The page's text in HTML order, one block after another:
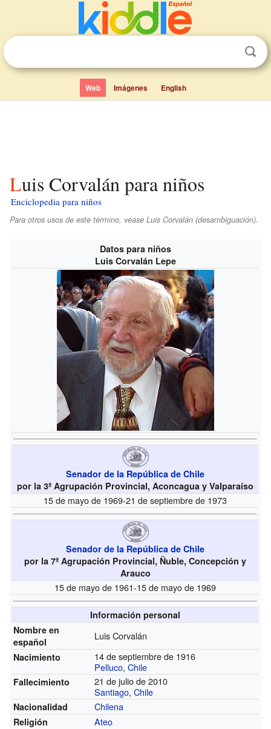
Web Imágenes English
Luis Corvalán para niños
Enciclopedia para niños
Para otros usos de este término, véase Luis Corvalán (desambiguación).
Datos para niños
Luis Corvalán Lepe
Senador de la República de Chile
por la 3ª Agrupación Provincial, Aconcagua y Valparaíso
15 de mayo de 1969-21 de septiembre de 1973
Senador de la República de Chile
por la 7ª Agrupación Provincial, Ñuble, Concepción y
Arauco
15 de mayo de 1961-15 de mayo de 1969
Información personal
Nombre en
español
Luis Corvalán
Nacimiento
14 de septiembre de 1916
Pelluco,Chile
Fallecimiento
21 de julio de 2010
Santiago,Chile
Nacionalidad Chilena
Religión Ateo